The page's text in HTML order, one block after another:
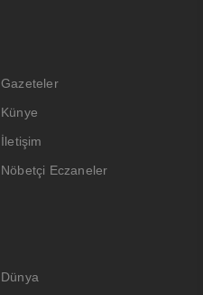
Gazeteler
Künye
İletişim
Nöbetçi Eczaneler
Dünya